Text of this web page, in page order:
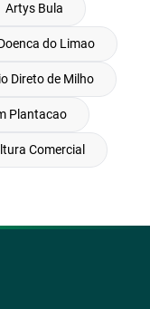
Artys Bula
do Limao
Direto de Milho
Plantacao
Comercial